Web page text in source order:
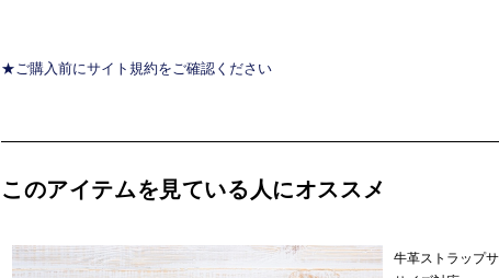
★ご購入前にサイト規約をご確認ください
このアイテムを見ている人にオススメ
牛革ストラップ